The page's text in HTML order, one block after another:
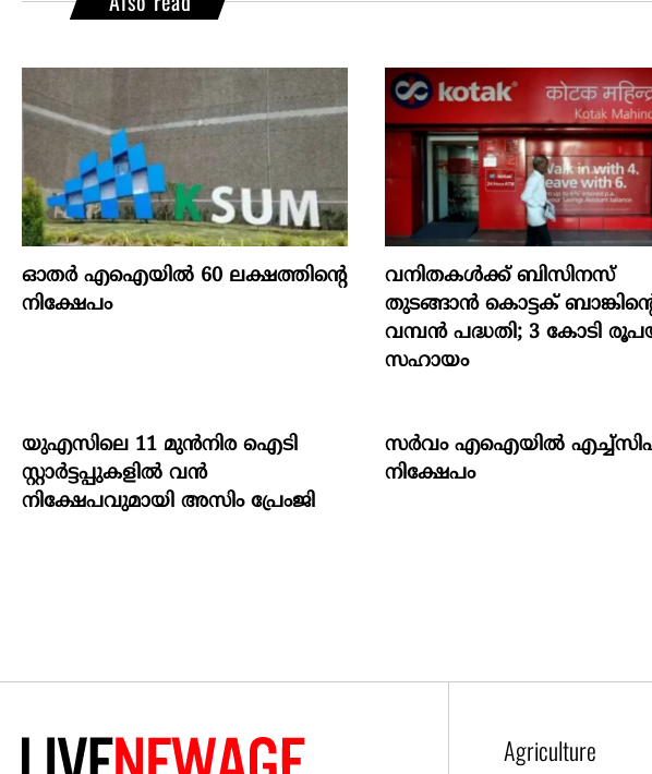
ഓതര്‍ എഐയില്‍ 60 ലക്ഷത്തിന്റെ
നിക്ഷേപം
വനിതകൾക്ക് ബിസിനസ്
തുടങ്ങാൻ കൊട്ടക്
വമ്പൻ പദ്ധതി; 3 കോടി
സഹായം
യുഎസിലെ 11 മുന്‍നിര ഐടി
സ്റ്റാര്‍ട്ടപ്പുകളില്‍ വന്‍
നിക്ഷേപവുമായി അസിം പ്രേംജി
സർവം എഐയിൽ
നിക്ഷേപം
Agriculture